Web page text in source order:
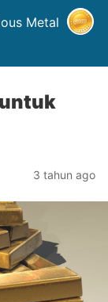
Metal
3 tahun ago